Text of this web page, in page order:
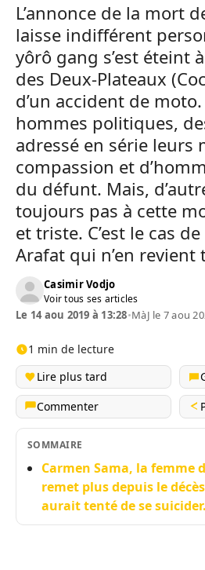
L’annonce de la mort
laisse indifférent
yôrô gang s’est éteint
des Deux-Plateaux
d’un accident de
hommes politiques,
adressé en série leurs
compassion et
du défunt. Mais,
toujours pas à cette
et triste. C’est le cas
Arafat qui n’en revient
Casimir Vodjo
Voir tous ses articles
Le 14 aou 2019 à 13:28•MàJ le 7 aou
1 min de lecture
Lire plus tard
Commenter
SOMMAIRE
Carmen Sama, la femme
remet plus depuis le
aurait tenté de se suicider.